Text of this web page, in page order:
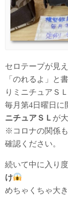
セロテープが見
「のれるよ」と
りミニチュアＳ
毎月第4日曜日に
ニチュアＳＬ が
※コロナの関係
確認ください。
続いて中に入り
け
めちゃくちゃ大